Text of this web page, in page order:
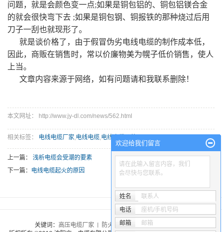
问题，就是会颜色变一点;如果是铜包铝的、铜包铝镁合金
的就会很快弯下去 ;如果是铜包钢、铜报铁的那种烧过后用
刀子一刮也就现形了。
就是谈价格了，由于假冒伪劣电线电缆的制作成本低，
因此，商贩在销售时，常以价廉物美为幌子低价销售，使人
上当。
文章内容来源于网络，如有问题请和我联系删除！
本文网址： http://www.jy-dl.com/news/562.html
相关标签： 电线电缆厂家,电线电缆,电线电缆价格
上一篇： 浅析电缆会受潮的要素
下一篇： 电线电缆起火的原因
关键词： 高压电缆厂家 防火电缆厂家
电线电缆厂家
欢迎给我们留言
请在此输入留言内容，我们
会尽快与您联系。
姓名
联系人
电话
座机/手机号码
邮箱
邮箱